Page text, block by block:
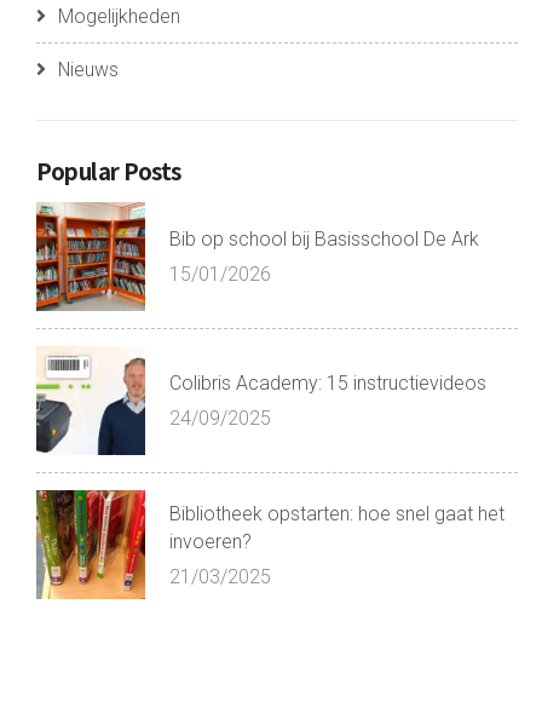
Mogelijkheden
Nieuws
Popular Posts
Bib op school bij Basisschool De Ark
15/01/2026
Colibris Academy: 15 instructievideos
24/09/2025
Bibliotheek opstarten: hoe snel gaat het
invoeren?
21/03/2025